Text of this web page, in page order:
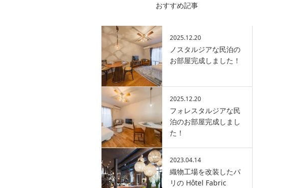
おすすめ記事
2025.12.20
ノスタルジアな民泊の
お部屋完成しました！
2025.12.20
フォレスタルジアな民
泊のお部屋完成しまし
た！
2023.04.14
織物工場を改装したパ
リの Hôtel Fabric